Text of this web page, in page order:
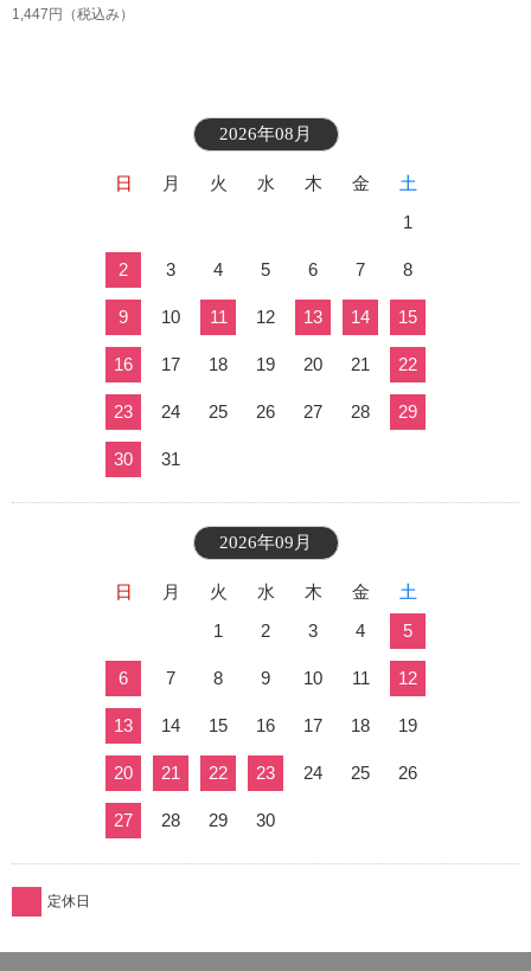
1,447円 （税込み）
2026年08月
日 月 火 水 木 金
土
1
2 3 4 5 6 7 8
9 10 11 12 13 14 15
16 17 18 19 20 21 22
23 24 25 26 27 28 29
30 31
2026年09月
日 月 火 水 木 金
土
1
2 3 4 5
6 7 8 9 10 11 12
13 14 15 16 17 18 19
20 21 22 23 24 25 26
27 28 29 30
定休日